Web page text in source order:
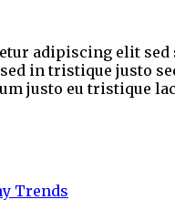
adipiscing elit
in tristique justo
justo eu tristique
Trends